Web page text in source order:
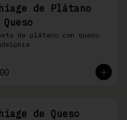
de Plátano
de plátano con queso
de Queso